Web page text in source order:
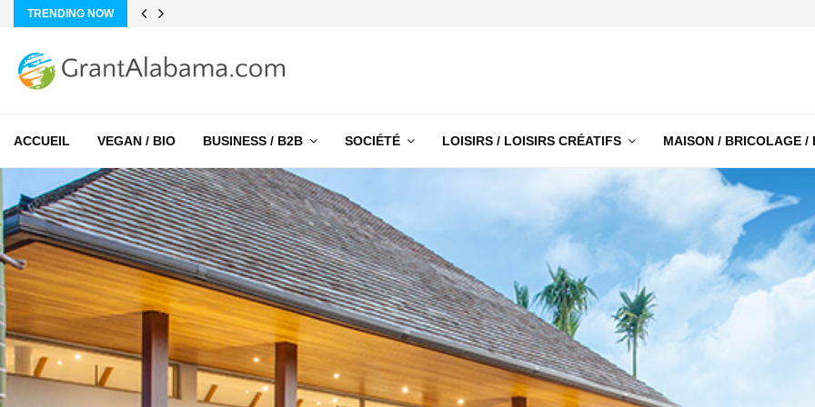
TRENDING NOW
ACCUEIL VEGAN / BIO BUSINESS / B2B SOCIÉTÉ LOISIRS / LOISIRS CRÉATIFS MAISON / BRICOLAGE /